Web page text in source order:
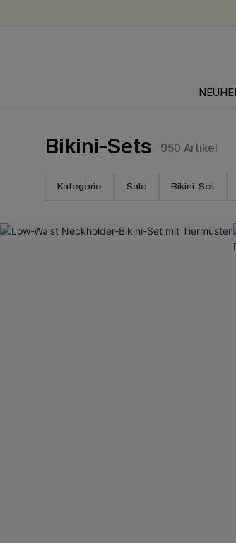
Bikini-Sets 950 Artikel
Kategorie Sale Bikini-Set